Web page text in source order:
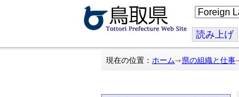
こ
の
ジ
を
翻
読み上げ
現在の位置： ホーム 県の組織と仕事